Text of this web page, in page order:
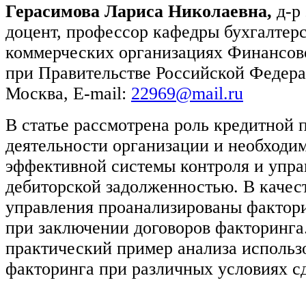
Герасимова Лариса Николаевна, д-р
доцент, профессор кафедры
коммерческих организациях
при Правительстве Российской
Москва, E-mail: 22969@mail.ru
В статье рассмотрена роль кредитной
деятельности организации и
эффективной системы контроля и
дебиторской задолженностью. В
управления проанализированы
при заключении договоров
практический пример анализа
факторинга при различных условиях